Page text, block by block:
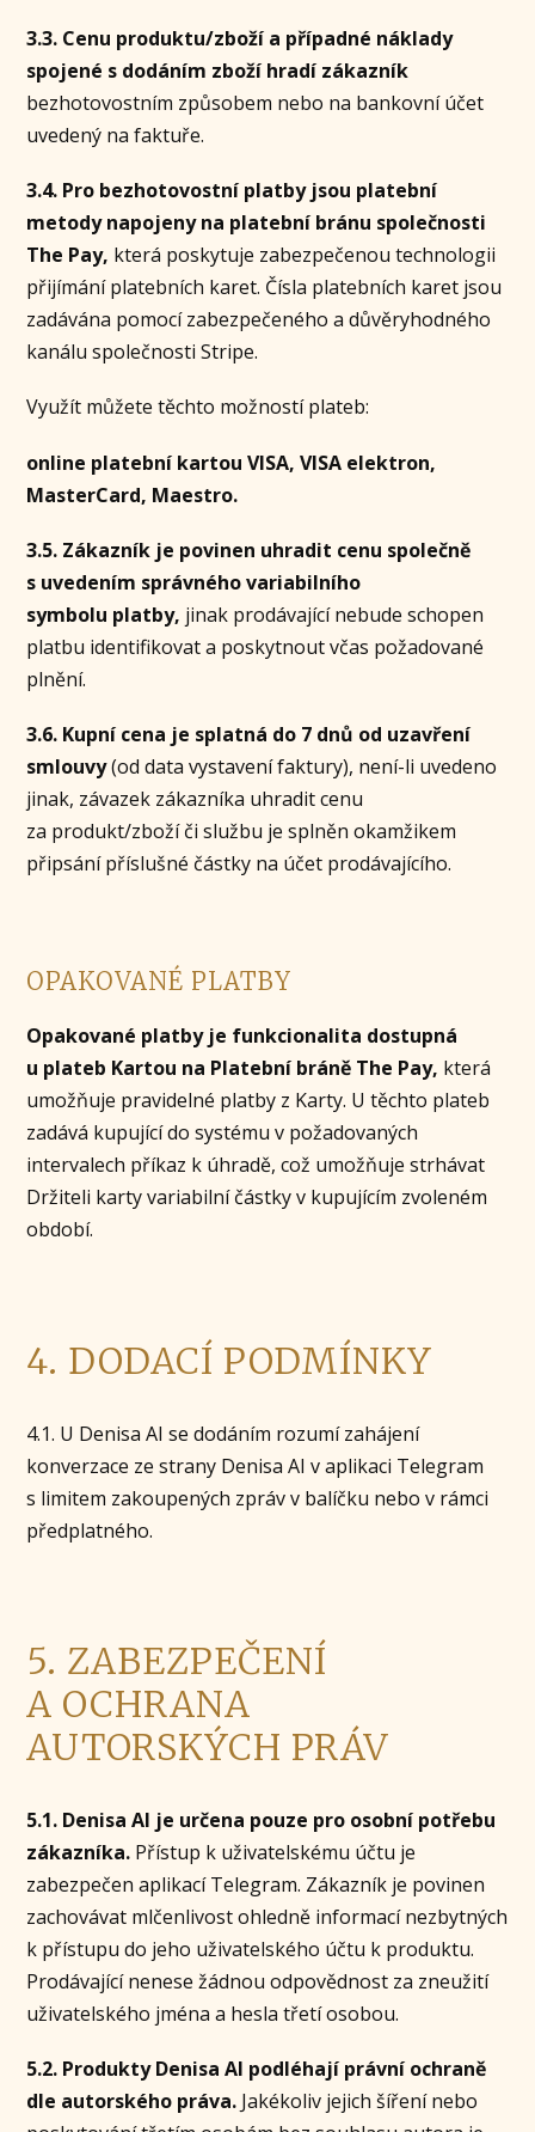
3.3. Cenu produktu/zboží a případné náklady
spojené s dodáním zboží hradí zákazník
bezhotovostním způsobem nebo na bankovní účet
uvedený na faktuře.
3.4. Pro bezhotovostní platby jsou platební
metody napojeny na platební bránu společnosti
The Pay, která poskytuje zabezpečenou technologii
přijímání platebních karet. Čísla platebních karet jsou
zadávána pomocí zabezpečeného a důvěryhodného
kanálu společnosti Stripe.
Využít můžete těchto možností plateb:
online platební kartou VISA, VISA elektron,
MasterCard, Maestro.
3.5. Zákazník je povinen uhradit cenu společně
s uvedením správného variabilního
symbolu platby, jinak prodávající nebude schopen
platbu identifikovat a poskytnout včas požadované
plnění.
3.6. Kupní cena je splatná do 7 dnů od uzavření
smlouvy(od data vystavení faktury), není-li uvedeno
jinak, závazek zákazníka uhradit cenu
za produkt/zboží či službu je splněn okamžikem
připsání příslušné částky na účet prodávajícího.
OPAKOVANÉ PLATBY
Opakované platby je funkcionalita dostupná
u plateb Kartou na Platební bráně The Pay, která
umožňuje pravidelné platby z Karty. U těchto plateb
zadává kupující do systému v požadovaných
intervalech příkaz k úhradě, což umožňuje strhávat
Držiteli karty variabilní částky v kupujícím zvoleném
období.
4. DODACÍ PODMÍNKY
4.1. U Denisa AI se dodáním rozumí zahájení
konverzace ze strany Denisa AI v aplikaci Telegram
s limitem zakoupených zpráv v balíčku nebo v rámci
předplatného.
5. ZABEZPEČENÍ
A OCHRANA
AUTORSKÝCH PRÁV
5.1. Denisa AI je určena pouze pro osobní potřebu
zákazníka. Přístup k uživatelskému účtu je
zabezpečen aplikací Telegram. Zákazník je povinen
zachovávat mlčenlivost ohledně informací nezbytných
k přístupu do jeho uživatelského účtu k produktu.
Prodávající nenese žádnou odpovědnost za zneužití
uživatelského jména a hesla třetí osobou.
5.2. Produkty Denisa AI podléhají právní ochraně
dle autorského práva. Jakékoliv jejich šíření nebo